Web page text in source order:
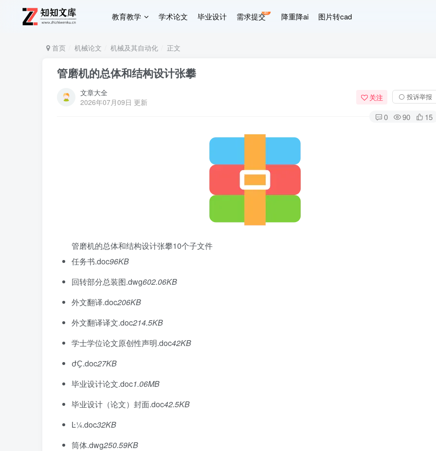
教育教学 学术论文 毕业设计 需求提交新 降重降ai 图片转cad
首页 机械论文 机械及其自动化 正文
管磨机的总体和结构设计张攀
文章大全
2026年07月09日 更新
关注 ⚪ 投诉举报
0 90 15
管磨机的总体和结构设计张攀10个子文件
任务书.doc96KB
回转部分总装图.dwg602.06KB
外文翻译.doc206KB
外文翻译译文.doc214.5KB
学士学位论文原创性声明.doc42KB
ժҪ.doc27KB
毕业设计论文.doc1.06MB
毕业设计（论文）封面.doc42.5KB
Ŀ¼.doc32KB
筒体.dwg250.59KB